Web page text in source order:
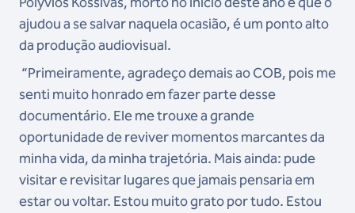
ajudou a se salvar naquela ocasião, é um ponto alto
da produção audiovisual.
“Primeiramente, agradeço demais ao COB, pois me
senti muito honrado em fazer parte desse
documentário. Ele me trouxe a grande
oportunidade de reviver momentos marcantes da
minha vida, da minha trajetória. Mais ainda: pude
visitar e revisitar lugares que jamais pensaria em
estar ou voltar. Estou muito grato por tudo. Estou